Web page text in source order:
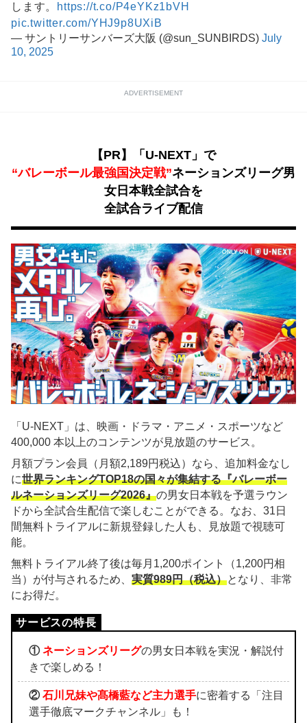
します。
https://t.co/P4eYKz1bVH
pic.twitter.com/YHJ9p8UXiB
— サントリーサンバーズ大阪 (@sun_SUNBIRDS) July
10, 2025
ADVERTISEMENT
【PR】「U-NEXT」で
“バレーボール最強国決定戦”ネーションズリーグ男
女日本戦全試合を
全試合ライブ配信
「U-NEXT」は、映画・ドラマ・アニメ・スポーツなど
400,000 本以上のコンテンツが見放題のサービス。
月額プラン会員（月額2,189円税込）なら、追加料金なし
に世界ランキングTOP18の国々が集結する『バレーボー
ルネーションズリーグ2026』の男女日本戦を予選ラウン
ドから全試合生配信で楽しむことができる。なお、31日
間無料トライアルに新規登録した人も、見放題で視聴可
能。
無料トライアル終了後は毎月1,200ポイント（1,200円相
当）が付与されるため、 実質989円（税込）となり、非常
にお得だ。
① ネーションズリーグの男女日本戦を実況・解説付
きで楽しめる！
② 石川兄妹や髙橋藍など主力選手に密着する「注目
選手徹底マークチャンネル」も！